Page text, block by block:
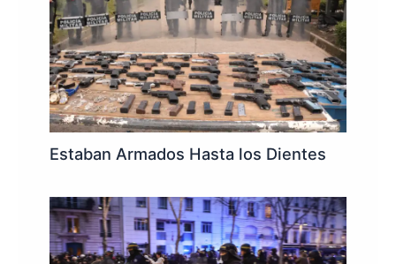
Estaban Armados Hasta los Dientes